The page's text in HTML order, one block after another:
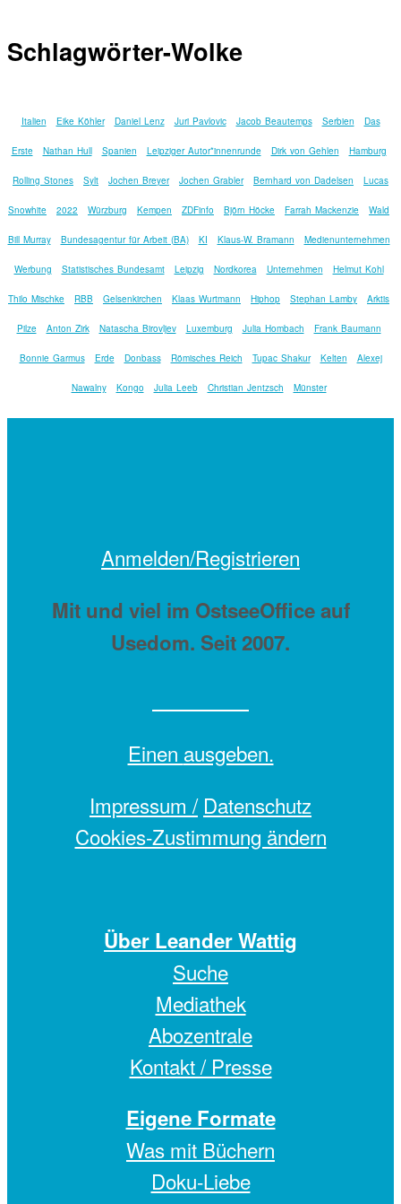
Schlagwörter-Wolke
Italien Eike Köhler Daniel Lenz Juri Pavlovic Jacob Beautemps Serbien Das
Erste Nathan Hull Spanien Leipziger Autor*innenrunde Dirk von Gehlen Hamburg
Rolling Stones Sylt Jochen Breyer Jochen Grabler Bernhard von Dadelsen Lucas
Snowhite 2022 Würzburg Kempen ZDFinfo Björn Höcke Farrah Mackenzie Wald
Bill Murray Bundesagentur für Arbeit (BA) KI Klaus-W. Bramann Medienunternehmen
Werbung Statistisches Bundesamt Leipzig Nordkorea Unternehmen Helmut Kohl
Thilo Mischke RBB Gelsenkirchen Klaas Wurtmann Hiphop Stephan Lamby Arktis
Pilze Anton Zirk Natascha Birovljev Luxemburg Julia Hombach Frank Baumann
Bonnie Garmus Erde Donbass Römisches Reich Tupac Shakur Kelten Alexej
Nawalny Kongo Julia Leeb Christian Jentzsch Münster
Anmelden/Registrieren
Mit und viel im OstseeOffice auf
Usedom. Seit 2007.
Einen ausgeben.
Impressum / Datenschutz
Cookies-Zustimmung ändern
Über Leander Wattig
Suche
Mediathek
Abozentrale
Kontakt / Presse
Eigene Formate
Was mit Büchern
Doku-Liebe